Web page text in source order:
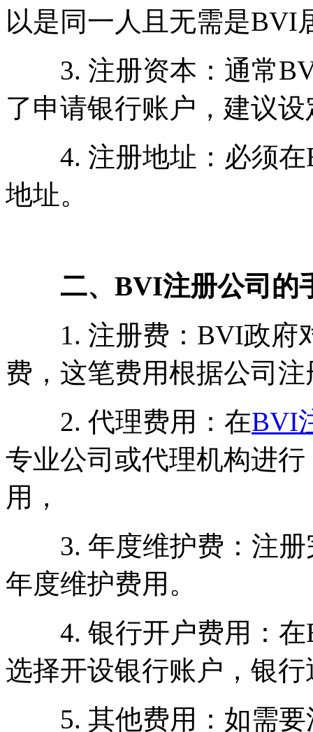
以是同一人且无需是BVI
3. 注册资本：通常
了申请银行账户，建议
4. 注册地址：必须在
地址。
二、BVI注册公司的
1. 注册费：BVI政府
费，这笔费用根据公司
2. 代理费用：在BVI
专业公司或代理机构进
用，
3. 年度维护费：注册
年度维护费用。
4. 银行开户费用：在
选择开设银行账户，银
5. 其他费用：如需要